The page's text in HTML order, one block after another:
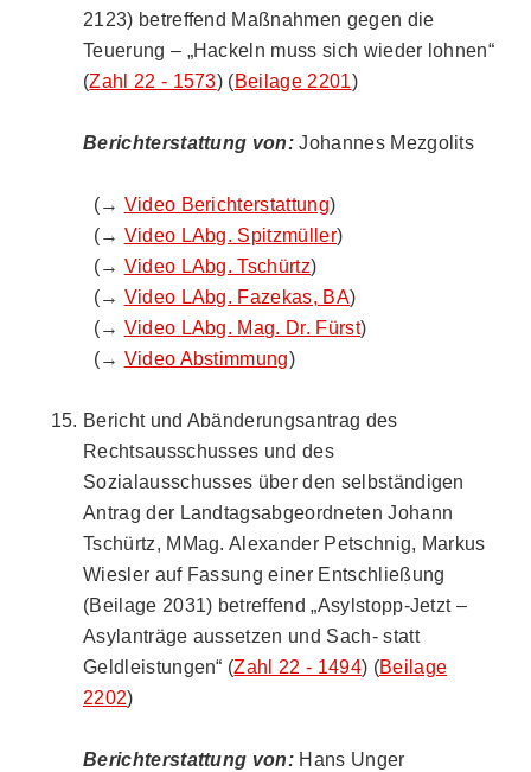
2123) betreffend Maßnahmen gegen die
Teuerung – „Hackeln muss sich wieder lohnen“
(Zahl 22 - 1573) (Beilage 2201)
Berichterstattung von:Johannes Mezgolits
(→ Video Berichterstattung)
(→ Video LAbg. Spitzmüller)
(→ Video LAbg. Tschürtz)
(→ Video LAbg. Fazekas, BA)
(→ Video LAbg. Mag. Dr. Fürst)
(→ Video Abstimmung)
Bericht und Abänderungsantrag des
Rechtsausschusses und des
Sozialausschusses über den selbständigen
Antrag der Landtagsabgeordneten Johann
Tschürtz, MMag. Alexander Petschnig, Markus
Wiesler auf Fassung einer Entschließung
(Beilage 2031) betreffend „Asylstopp-Jetzt –
Asylanträge aussetzen und Sach- statt
Geldleistungen“ (Zahl 22 - 1494) (Beilage
2202)
Berichterstattung von: Hans Unger